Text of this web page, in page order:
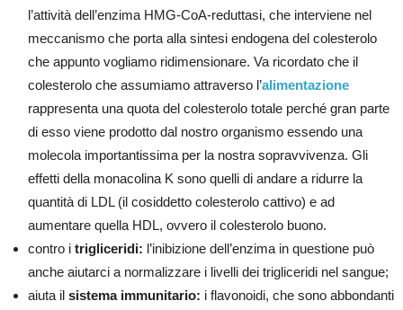
l’attività dell’enzima HMG-CoA-reduttasi, che interviene nel
meccanismo che porta alla sintesi endogena del colesterolo
che appunto vogliamo ridimensionare. Va ricordato che il
colesterolo che assumiamo attraverso l’alimentazione
rappresenta una quota del colesterolo totale perché gran parte
di esso viene prodotto dal nostro organismo essendo una
molecola importantissima per la nostra sopravvivenza. Gli
effetti della monacolina K sono quelli di andare a ridurre la
quantità di LDL (il cosiddetto colesterolo cattivo) e ad
aumentare quella HDL, ovvero il colesterolo buono.
contro i trigliceridi: l’inibizione dell’enzima in questione può
anche aiutarci a normalizzare i livelli dei trigliceridi nel sangue;
aiuta il sistema immunitario: i flavonoidi, che sono abbondanti